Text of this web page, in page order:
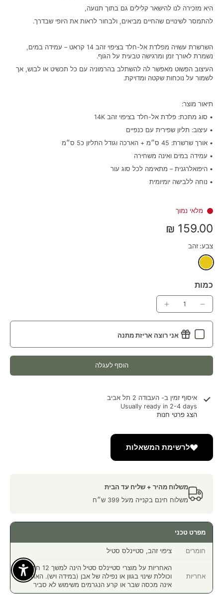
היא מזכירה לנו להישאר קלילים גם בתוך תנועה,
להתמסר לשינויים שהחיים מביאים, ולבחור לראות את היופי שבדרך.
השרשרת עשויה מפלדת אל-חלד בציפוי זהב 14 קראט – עמידה במים,
נשמרת לאורך זמן ומרגישה טבעית על הגוף.
העיצוב הפשוט מאפשר לה להשתלב בהרמוניה עם כל תכשיט או לבוש, אך
לשמור על נוכחות שקטה ומדויקת.
תיאור מוצר:
• סוג מתכת: פלדת אל-חלד בציפוי זהב 14K
• עיצוב: תליון שפירית עם כנפיים
• אורך שרשרת: 45 ס״מ + הארכה וגודל התליון כ5 ס״מ
• עמידה במים ואינה משחירה
• היפואלרגנית – מתאימה לכל סוג עור
• נוחה ללבישה יומיומית
מלאי נמוך
159.00 ₪
צבע: זהב
כמות
אני רוצה אריזת מתנה
הוסף לעגלה
איסוף זמין ב- העבודה 2 תל אביב
Usually ready in 2-4 days
הצג פרטי חנות
לרשימת המשאלות
משלוח מהיר + שליח עד הבית
משלוח חינם בקנייה מעל 399 ש״ח
מפרט טכני
חומרים ציפוי זהב, סטיינלס סטיל
אחריות
האחריות על מוצרי סטיינלס סטיל הינה למשך 12 חודשים,
וכוללת שינוי בגוון או נפילה של אבן (במידה ויש). האחריות
אינה מכסה שבר או קרע הנגרמים משימוש לא סביר
Enable Accessibility